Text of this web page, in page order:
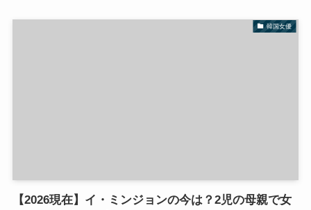
韓国女優
【2026現在】イ・ミンジョンの今は？2児の母親で女